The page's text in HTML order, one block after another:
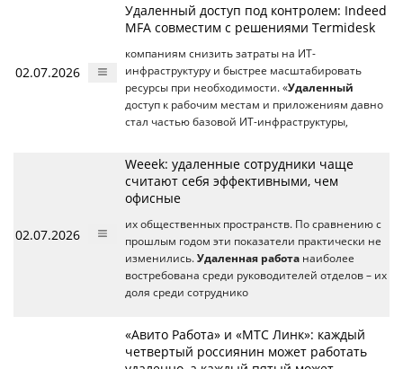
02.07.2026
Удаленный доступ под контролем: Indeed
MFA совместим с решениями Termidesk
компаниям снизить затраты на ИТ-
инфраструктуру и быстрее масштабировать
ресурсы при необходимости. «Удаленный
доступ к рабочим местам и приложениям давно
стал частью базовой ИТ-инфраструктуры,
02.07.2026
Weeek: удаленные сотрудники чаще
считают себя эффективными, чем
офисные
их общественных пространств. По сравнению с
прошлым годом эти показатели практически не
изменились. Удаленная работа наиболее
востребована среди руководителей отделов – их
доля среди сотруднико
«Авито Работа» и «МТС Линк»: каждый
четвертый россиянин может работать